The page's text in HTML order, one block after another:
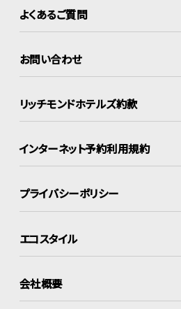
よくあるご質問
お問い合わせ
リッチモンドホテルズ約款
インターネット予約利用規約
プライバシーポリシー
エコスタイル
会社概要